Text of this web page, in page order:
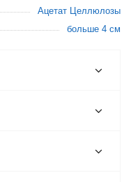
Ацетат Целлюлозы
больше 4 см